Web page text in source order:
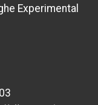
Experimental